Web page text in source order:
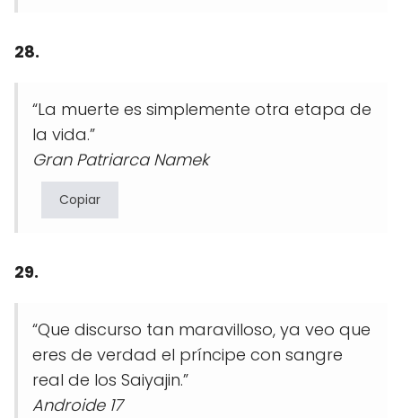
28.
“La muerte es simplemente otra etapa de
la vida.”
Gran Patriarca Namek
Copiar
29.
“Que discurso tan maravilloso, ya veo que
eres de verdad el príncipe con sangre
real de los Saiyajin.”
Androide 17